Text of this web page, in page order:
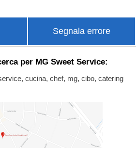
Segnala errore
per MG Sweet Service:
cucina, chef, mg, cibo, catering